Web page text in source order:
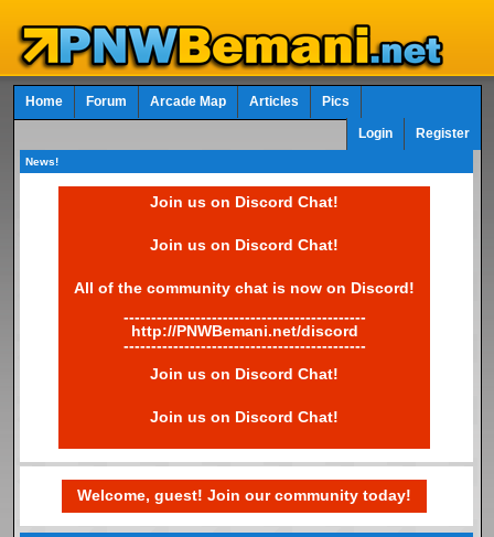
Home Forum Arcade Map Articles Pics
Login Register
News!
Join us on Discord Chat!
Join us on Discord Chat!
All of the community chat is now on Discord!
--------------------------------------------
http://PNWBemani.net/discord
--------------------------------------------
Join us on Discord Chat!
Join us on Discord Chat!
Welcome, guest! Join our community today!